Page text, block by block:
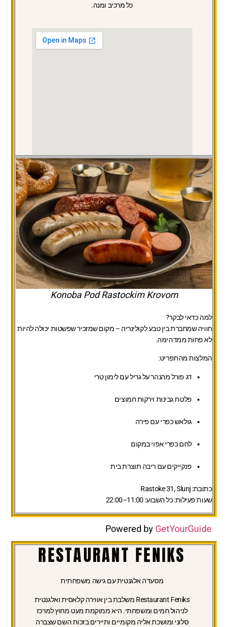
כל מרכיב ומנה.
Konoba Pod Rastockim Krovom
למה כדאי לבקר?
חוויה שמחברת בין טבע לקולינריה – מקום שמזכיר שפשטות יכולה להיות
לא פחות ממדהימה.
המלצות מהתפריט:
דג פורל מהנהר על גריל עם לימון טרי
פלטת גבינות וירקות חמוצים
גולאש כפרי עם פירה
לחם כפרי אפוי במקום
פנקייקים עם ריבה תוצרת בית
כתובת:Rastoke 31, Slunj
שעות פעילות:כל השבוע: 11:00–22:00
Powered byGetYourGuide
RESTAURANT FENIKS
מסעדה אלגנטית עם גישה משפחתית
Restaurant Feniks משלבת בין אווירה קלאסית ואלגנטית
לניהול חמים ומשפחתי. היא ממוקמת מעט מחוץ למרכז
סלוני ומושכת אליה מקומיים ותיירים בזכות השם שצברה